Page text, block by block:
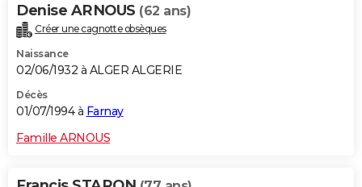
Denise ARNOUS (62 ans)
Créer une cagnotte obsèques
Naissance
02/06/1932 à ALGER ALGERIE
Décès
01/07/1994 à Farnay
Famille ARNOUS